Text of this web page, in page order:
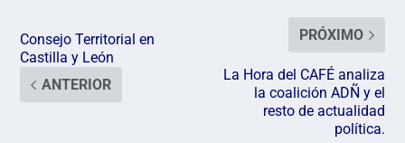
Consejo Territorial en
Castilla y León
ANTERIOR
PRÓXIMO
La Hora del CAFÉ analiza
la coalición ADÑ y el
resto de actualidad
política.